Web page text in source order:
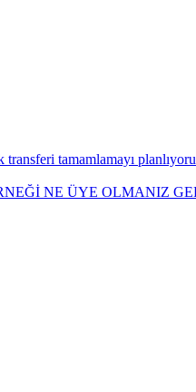
tamamlamayı
NE ÜYE OLMANIZ